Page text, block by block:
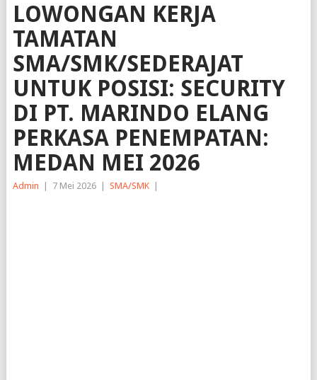
LOWONGAN KERJA
TAMATAN
SMA/SMK/SEDERAJAT
UNTUK POSISI: SECURITY
DI PT. MARINDO ELANG
PERKASA PENEMPATAN:
MEDAN MEI 2026
Admin 7 Mei 2026 SMA/SMK